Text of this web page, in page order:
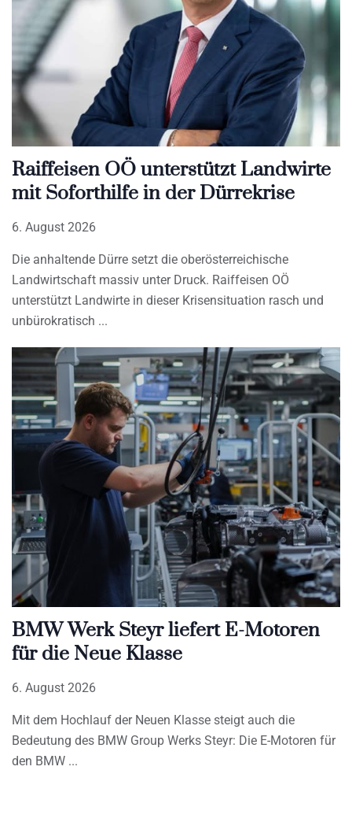
Raiffeisen OÖ unterstützt Landwirte
mit Soforthilfe in der Dürrekrise
6. August 2026
Die anhaltende Dürre setzt die oberösterreichische
Landwirtschaft massiv unter Druck. Raiffeisen OÖ
unterstützt Landwirte in dieser Krisensituation rasch und
unbürokratisch
BMW Werk Steyr liefert E-Motoren
für die Neue Klasse
6. August 2026
Mit dem Hochlauf der Neuen Klasse steigt auch die
Bedeutung des BMW Group Werks Steyr: Die E-Motoren für
den BMW